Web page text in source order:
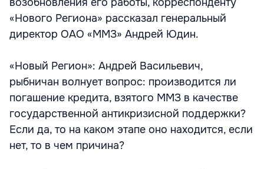
«Нового Региона» рассказал генеральный
директор ОАО «ММЗ» Андрей Юдин.
«Новый Регион»: Андрей Васильевич,
рыбничан волнует вопрос: производится ли
погашение кредита, взятого ММЗ в качестве
государственной антикризисной поддержки?
Если да, то на каком этапе оно находится, если
нет, то в чем причина?